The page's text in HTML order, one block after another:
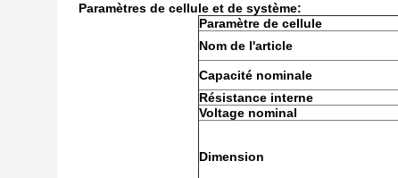
Paramètres de cellule et de système:
Paramètre de cellule
Nom de l'article
Capacité nominale
Résistance interne
Voltage nominal
Dimension